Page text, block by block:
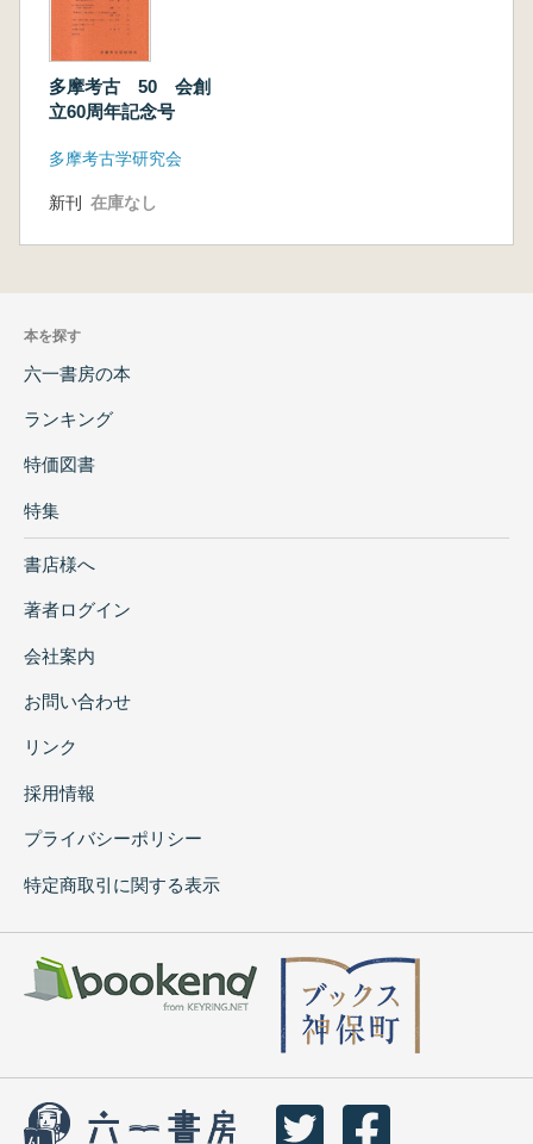
多摩考古 50 会創
立60周年記念号
多摩考古学研究会
新刊 在庫なし
本を探す
六一書房の本
ランキング
特価図書
特集
書店様へ
著者ログイン
会社案内
お問い合わせ
リンク
採用情報
プライバシーポリシー
特定商取引に関する表示